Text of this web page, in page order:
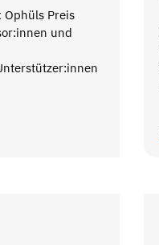
Ophüls Preis
und